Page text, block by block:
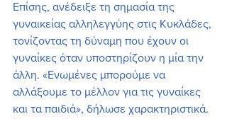
Επίσης, ανέδειξε τη σημασία της
γυναικείας αλληλεγγύης στις Κυκλάδες,
τονίζοντας τη δύναμη που έχουν οι
γυναίκες όταν υποστηρίζουν η μία την
άλλη. «Ενωμένες μπορούμε να
αλλάξουμε το μέλλον για τις γυναίκες
και τα παιδιά», δήλωσε χαρακτηριστικά.